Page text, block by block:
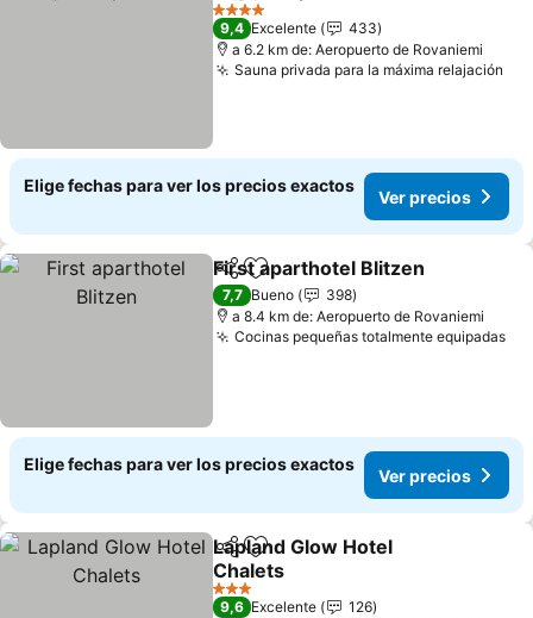
4 Estrellas
9,4 Excelente
433
a 6.2 km de: Aeropuerto de Rovaniemi
Sauna privada para la máxima relajación
Elige fechas para ver los precios exactos
Ver precios
CompartirAgregar a favoritos
First aparthotel Blitzen
7,7 Bueno
398
a 8.4 km de: Aeropuerto de Rovaniemi
Cocinas pequeñas totalmente equipadas
Elige fechas para ver los precios exactos
Ver precios
CompartirAgregar a favoritos
Lapland Glow Hotel
Chalets
Ver precios
3 Estrellas
9,6 Excelente
126